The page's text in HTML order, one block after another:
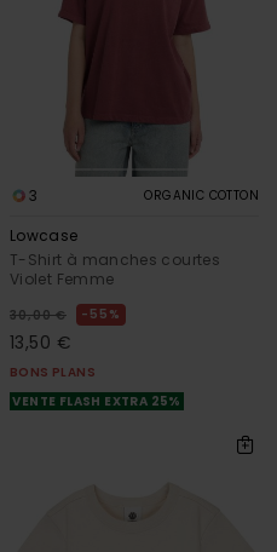
3 ORGANIC COTTON
Lowcase
T-Shirt à manches courtes
Violet Femme
30,00 € 55%
13,50 €
BONS PLANS
VENTE FLASH EXTRA 25%